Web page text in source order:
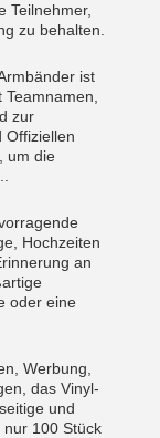
Teilnehmer,
zu behalten.
ist
zur
Offiziellen
um die
Hochzeiten
an
oder eine
Werbung,
das Vinyl-
und
nur 100 Stück